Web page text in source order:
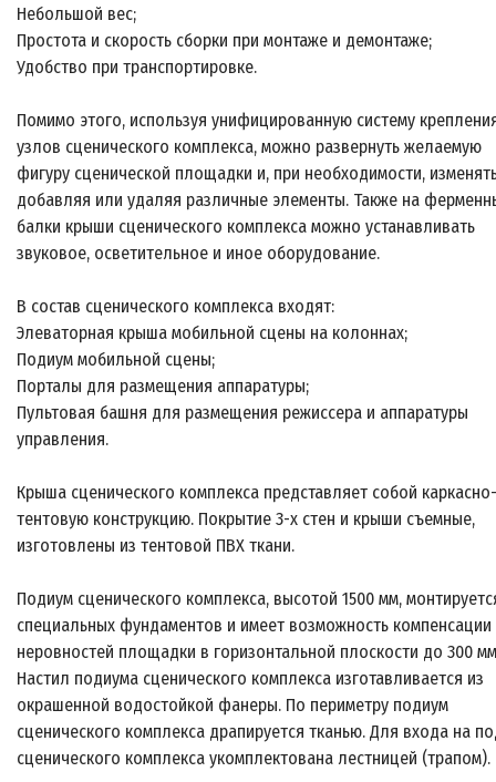
Небольшой вес;
Простота и скорость сборки при монтаже и демонтаже;
Удобство при транспортировке.
Помимо этого, используя унифицированную систему
узлов сценического комплекса, можно развернуть желаемую
фигуру сценической площадки и, при необходимости,
добавляя или удаляя различные элементы. Также на
балки крыши сценического комплекса можно устанавливать
звуковое, осветительное и иное оборудование.
В состав сценического комплекса входят:
Элеваторная крыша мобильной сцены на колоннах;
Подиум мобильной сцены;
Порталы для размещения аппаратуры;
Пультовая башня для размещения режиссера и аппаратуры
управления.
Крыша сценического комплекса представляет собой каркасно-
тентовую конструкцию. Покрытие 3-х стен и крыши съемные,
изготовлены из тентовой ПВХ ткани.
Подиум сценического комплекса, высотой 1500 мм,
специальных фундаментов и имеет возможность компенсации
неровностей площадки в горизонтальной плоскости до 300
Настил подиума сценического комплекса изготавливается из
окрашенной водостойкой фанеры. По периметру подиум
сценического комплекса драпируется тканью. Для входа на
сценического комплекса укомплектована лестницей (трапом).